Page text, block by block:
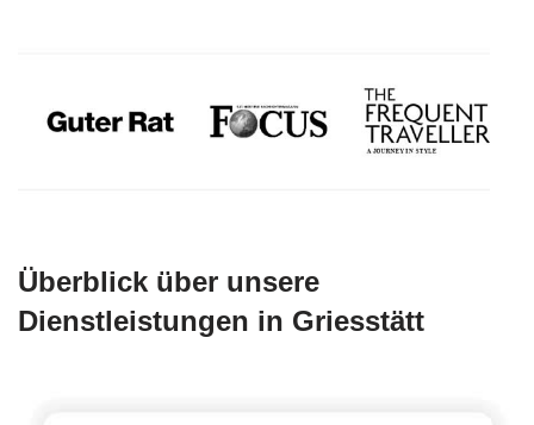
Überblick über unsere
Dienstleistungen in Griesstätt